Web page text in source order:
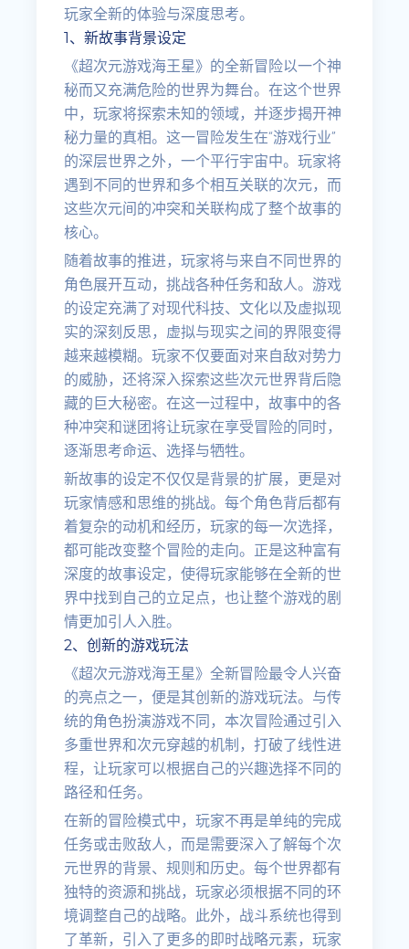
玩家全新的体验与深度思考。
1、新故事背景设定
《超次元游戏海王星》的全新冒险以一个神
秘而又充满危险的世界为舞台。在这个世界
中，玩家将探索未知的领域，并逐步揭开神
秘力量的真相。这一冒险发生在“游戏行业”
的深层世界之外，一个平行宇宙中。玩家将
遇到不同的世界和多个相互关联的次元，而
这些次元间的冲突和关联构成了整个故事的
核心。
随着故事的推进，玩家将与来自不同世界的
角色展开互动，挑战各种任务和敌人。游戏
的设定充满了对现代科技、文化以及虚拟现
实的深刻反思，虚拟与现实之间的界限变得
越来越模糊。玩家不仅要面对来自敌对势力
的威胁，还将深入探索这些次元世界背后隐
藏的巨大秘密。在这一过程中，故事中的各
种冲突和谜团将让玩家在享受冒险的同时，
逐渐思考命运、选择与牺牲。
新故事的设定不仅仅是背景的扩展，更是对
玩家情感和思维的挑战。每个角色背后都有
着复杂的动机和经历，玩家的每一次选择，
都可能改变整个冒险的走向。正是这种富有
深度的故事设定，使得玩家能够在全新的世
界中找到自己的立足点，也让整个游戏的剧
情更加引人入胜。
2、创新的游戏玩法
《超次元游戏海王星》全新冒险最令人兴奋
的亮点之一，便是其创新的游戏玩法。与传
统的角色扮演游戏不同，本次冒险通过引入
多重世界和次元穿越的机制，打破了线性进
程，让玩家可以根据自己的兴趣选择不同的
路径和任务。
在新的冒险模式中，玩家不再是单纯的完成
任务或击败敌人，而是需要深入了解每个次
元世界的背景、规则和历史。每个世界都有
独特的资源和挑战，玩家必须根据不同的环
境调整自己的战略。此外，战斗系统也得到
了革新，引入了更多的即时战略元素，玩家